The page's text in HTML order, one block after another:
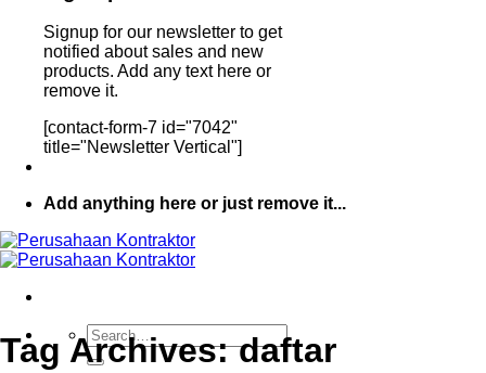
Signup for our newsletter to get
notified about sales and new
products. Add any text here or
remove it.
[contact-form-7 id="7042"
title="Newsletter Vertical"]
Add anything here or just remove it...
Tag Archives:daftar